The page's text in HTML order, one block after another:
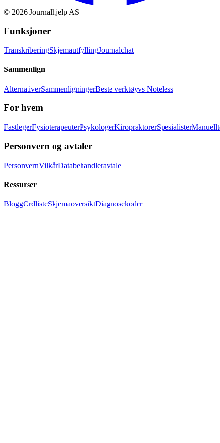
© 2026 Journalhjelp AS
Funksjoner
TranskriberingSkjemautfyllingJournalchat
Sammenlign
AlternativerSammenligningerBeste verktøyvs Noteless
For hvem
FastlegerFysioterapeuterPsykologerKiropraktorerSpesialister
Personvern og avtaler
PersonvernVilkårDatabehandleravtale
Ressurser
BloggOrdlisteSkjemaoversiktDiagnosekoder